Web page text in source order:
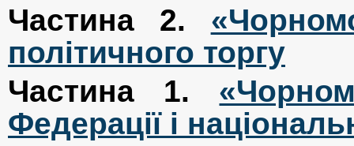
Частина 2.
політичного торгу
Частина 1.
Федерації і